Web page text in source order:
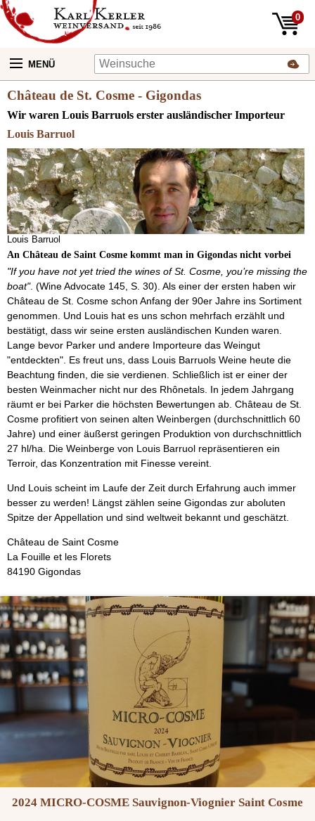
0
MENÜ
Château de St. Cosme - Gigondas
Wir waren Louis Barruols erster ausländischer Importeur
Louis Barruol
Louis Barruol
An Château de Saint Cosme kommt man in Gigondas nicht vorbei
"If you have not yet tried the wines of St. Cosme, you’re missing the
boat". (Wine Advocate 145, S. 30). Als einer der ersten haben wir
Château de St. Cosme schon Anfang der 90er Jahre ins Sortiment
genommen. Und Louis hat es uns schon mehrfach erzählt und
bestätigt, dass wir seine ersten ausländischen Kunden waren.
Lange bevor Parker und andere Importeure das Weingut
"entdeckten". Es freut uns, dass Louis Barruols Weine heute die
Beachtung finden, die sie verdienen. Schließlich ist er einer der
besten Weinmacher nicht nur des Rhônetals. In jedem Jahrgang
räumt er bei Parker die höchsten Bewertungen ab. Château de St.
Cosme profitiert von seinen alten Weinbergen (durchschnittlich 60
Jahre) und einer äußerst geringen Produktion von durchschnittlich
27 hl/ha. Die Weinberge von Louis Barruol repräsentieren ein
Terroir, das Konzentration mit Finesse vereint.
Und Louis scheint im Laufe der Zeit durch Erfahrung auch immer
besser zu werden! Längst zählen seine Gigondas zur aboluten
Spitze der Appellation und sind weltweit bekannt und geschätzt.
Château de Saint Cosme
La Fouille et les Florets
84190 Gigondas
2024 MICRO-COSME Sauvignon-Viognier Saint Cosme